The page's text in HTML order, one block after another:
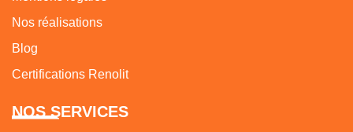
Nos réalisations
Blog
Certifications Renolit
NOS SERVICES